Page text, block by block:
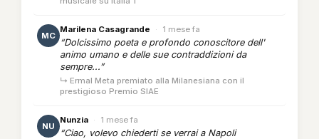
MC
Marilena Casagrande · 1 mese fa
“Dolcissimo poeta e profondo conoscitore dell'
animo umano e delle sue contraddizioni da
sempre...”
↳ Ermal Meta premiato alla Milanesiana con il
prestigioso Premio SIAE
NU
Nunzia · 1 mese fa
“Ciao, volevo chiederti se verrai a Napoli